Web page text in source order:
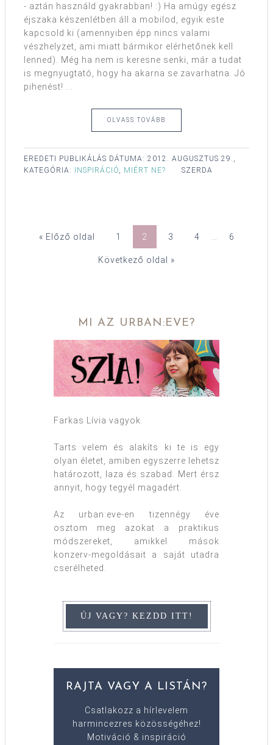
- aztán használd gyakrabban! :) Ha amúgy egész
éjszaka készenlétben áll a mobilod, egyik este
kapcsold ki (amennyiben épp nincs valami
vészhelyzet, ami miatt bármikor elérhetőnek kell
lenned). Még ha nem is keresne senki, már a tudat
is megnyugtató, hogy ha akarna se zavarhatna. Jó
pihenést! ...
OLVASS TOVÁBB
EREDETI PUBLIKÁLÁS DÁTUMA: 2012. AUGUSZTUS 29.,
SZERDA
KATEGÓRIA: INSPIRÁCIÓ MIÉRT NE?
« Előző oldal 1 2 3 4 6
Következő oldal »
MI AZ URBAN:EVE?
Farkas Lívia vagyok.
Tarts velem és alakíts ki te is egy
olyan életet, amiben egyszerre lehetsz
határozott, laza és szabad. Mert érsz
annyit, hogy tegyél magadért.
Az urban:eve-en tizennégy éve
osztom meg azokat a praktikus
módszereket, amikkel mások
konzerv-megoldásait a saját utadra
cserélheted.
RAJTA VAGY A LISTÁN?
Csatlakozz a hírlevelem
harmincezres közösségéhez!
Motiváció & inspiráció